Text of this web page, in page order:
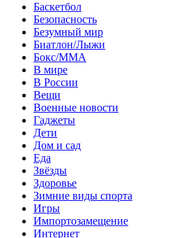
Баскетбол
Безопасность
Безумный мир
Биатлон/Лыжи
Бокс/MMA
В мире
В России
Вещи
Военные новости
Гаджеты
Дети
Дом и сад
Еда
Звёзды
Здоровье
Зимние виды спорта
Игры
Импортозамещение
Интернет